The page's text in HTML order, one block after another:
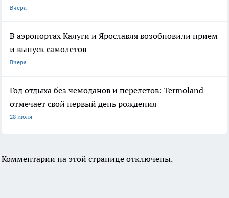
Вчера
В аэропортах Калуги и Ярославля возобновили прием
и выпуск самолетов
Вчера
Год отдыха без чемоданов и перелетов: Termoland
отмечает свой первый день рождения
28 июля
Комментарии на этой странице отключены.